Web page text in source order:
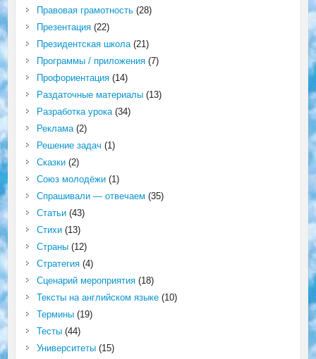
Правовая грамотность(28)
Презентация(22)
Президентская школа(21)
Программы / приложения(7)
Профориентация(14)
Раздаточные материалы(13)
Разработка урока(34)
Реклама(2)
Решение задач (1)
Сказки(2)
Союз молодёжи(1)
Спрашивали — отвечаем (35)
Статьи(43)
Стихи(13)
Страны(12)
Стратегия(4)
Сценарий мероприятия(18)
Тексты на английском языке(10)
Термины(19)
Тесты(44)
Университеты(15)